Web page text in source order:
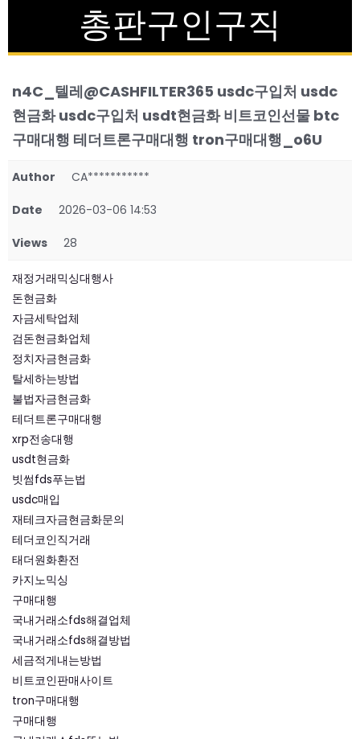
총판구인구직
n4C_텔레@CASHFILTER365 usdc구입처 usdc
현금화 usdc구입처 usdt현금화 비트코인선물 btc
구매대행 테더트론구매대행 tron구매대행_o6U
Author CA***********
Date 2026-03-06 14:53
Views 28
재정거래믹싱대행사
돈현금화
자금세탁업체
검돈현금화업체
정치자금현금화
탈세하는방법
불법자금현금화
테더트론구매대행
xrp전송대행
usdt현금화
빗썸fds푸는법
usdc매입
재테크자금현금화문의
테더코인직거래
태더원화환전
카지노믹싱
구매대행
국내거래소fds해결업체
국내거래소fds해결방법
세금적게내는방법
비트코인판매사이트
tron구매대행
구매대행